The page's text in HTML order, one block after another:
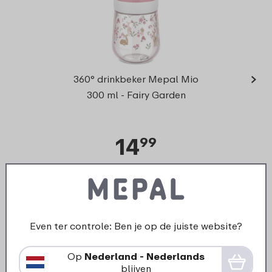
360° drinkbeker Mepal Mio
300 ml - Fairy Garden
1499
Bekijk Bestel
›
Onderdelen voor dit product
Even ter controle: Ben je op de juiste website?
Op Nederland - Nederlands
blijven